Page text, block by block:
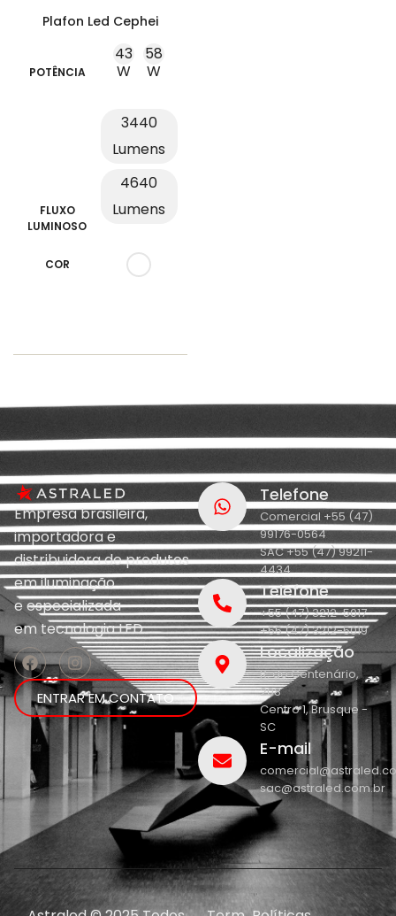
Plafon Led Cephei
POTÊNCIA
43
W
58
W
FLUXO
LUMINOSO
3440
Lumens
4640
Lumens
COR
Empresa brasileira,
importadora e
distribuidora de produtos
em iluminação
eespecializada
emtecnologia LED.
ENTRAR EM CONTATO
Telefone
Comercial +55 (47)
99176-0564
SAC +55 (47) 99211-
4434
Telefone
+55 (47) 3212-5017
+55 (47) 3212-5019
Localização
R. do Centenário,
208
Centro 1, Brusque -
SC
E-mail
sac@astraled.com.br